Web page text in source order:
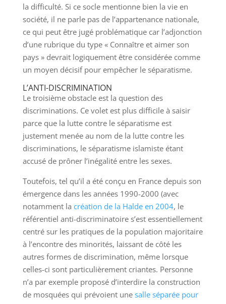
la difficulté. Si ce socle mentionne bien la vie en
société, il ne parle pas de l’appartenance nationale,
ce qui peut être jugé problématique car l’adjonction
d’une rubrique du type « Connaître et aimer son
pays » devrait logiquement être considérée comme
un moyen décisif pour empêcher le séparatisme.
L’ANTI-DISCRIMINATION
Le troisième obstacle est la question des
discriminations. Ce volet est plus difficile à saisir
parce que la lutte contre le séparatisme est
justement menée au nom de la lutte contre les
discriminations, le séparatisme islamiste étant
accusé de prôner l’inégalité entre les sexes.
Toutefois, tel qu’il a été conçu en France depuis son
émergence dans les années 1990-2000 (avec
notamment la création de la Halde en 2004, le
référentiel anti-discriminatoire s’est essentiellement
centré sur les pratiques de la population majoritaire
à l’encontre des minorités, laissant de côté les
autres formes de discrimination, même lorsque
celles-ci sont particulièrement criantes. Personne
n’a par exemple proposé d’interdire la construction
de mosquées qui prévoient une salle séparée pour